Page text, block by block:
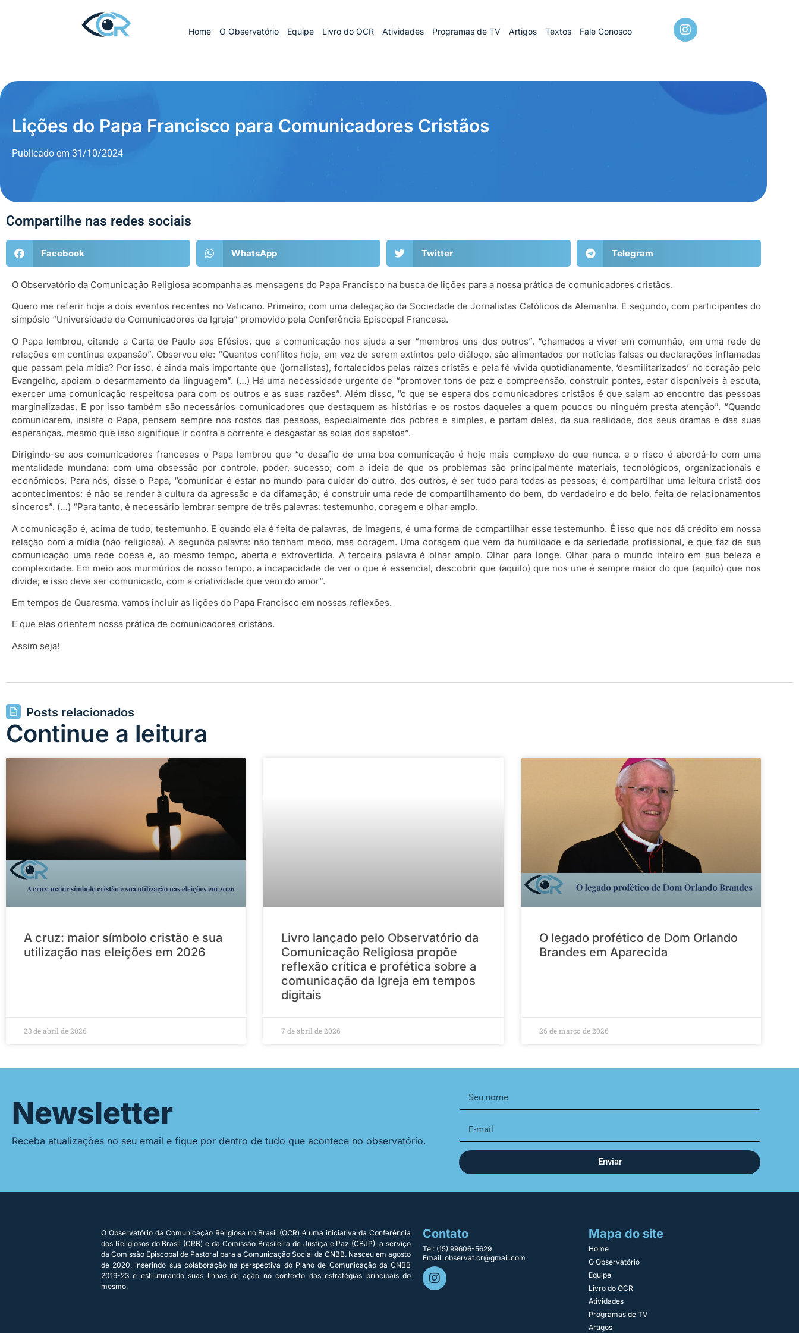
Home O Observatório Equipe Livro do OCR Atividades Programas de TV Artigos Textos Fale Conosco
Lições do Papa Francisco para Comunicadores Cristãos
Publicado em 31/10/2024
Compartilhe nas redes sociais
Facebook WhatsApp Twitter Telegram
O Observatório da Comunicação Religiosa acompanha as mensagens do Papa Francisco na busca de lições para a nossa prática de comunicadores cristãos.
Quero me referir hoje a dois eventos recentes no Vaticano. Primeiro, com uma delegação da Sociedade de Jornalistas Católicos da Alemanha. E segundo, com participantes do
simpósio “Universidade de Comunicadores da Igreja” promovido pela Conferência Episcopal Francesa.
O Papa lembrou, citando a Carta de Paulo aos Efésios, que a comunicação nos ajuda a ser “membros uns dos outros”, “chamados a viver em comunhão, em uma rede de
relações em contínua expansão”. Observou ele: “Quantos conflitos hoje, em vez de serem extintos pelo diálogo, são alimentados por notícias falsas ou declarações inflamadas
que passam pela mídia? Por isso, é ainda mais importante que (jornalistas), fortalecidos pelas raízes cristãs e pela fé vivida quotidianamente, ‘desmilitarizados’ no coração pelo
Evangelho, apoiam o desarmamento da linguagem”. (…) Há uma necessidade urgente de “promover tons de paz e compreensão, construir pontes, estar disponíveis à escuta,
exercer uma comunicação respeitosa para com os outros e as suas razões”. Além disso, “o que se espera dos comunicadores cristãos é que saiam ao encontro das pessoas
marginalizadas. E por isso também são necessários comunicadores que destaquem as histórias e os rostos daqueles a quem poucos ou ninguém presta atenção”. “Quando
comunicarem, insiste o Papa, pensem sempre nos rostos das pessoas, especialmente dos pobres e simples, e partam deles, da sua realidade, dos seus dramas e das suas
esperanças, mesmo que isso signifique ir contra a corrente e desgastar as solas dos sapatos”.
Dirigindo-se aos comunicadores franceses o Papa lembrou que “o desafio de uma boa comunicação é hoje mais complexo do que nunca, e o risco é abordá-lo com uma
mentalidade mundana: com uma obsessão por controle, poder, sucesso; com a ideia de que os problemas são principalmente materiais, tecnológicos, organizacionais e
econômicos. Para nós, disse o Papa, “comunicar é estar no mundo para cuidar do outro, dos outros, é ser tudo para todas as pessoas; é compartilhar uma leitura cristã dos
acontecimentos; é não se render à cultura da agressão e da difamação; é construir uma rede de compartilhamento do bem, do verdadeiro e do belo, feita de relacionamentos
sinceros”. (…) “Para tanto, é necessário lembrar sempre de três palavras: testemunho, coragem e olhar amplo.
A comunicação é, acima de tudo, testemunho. E quando ela é feita de palavras, de imagens, é uma forma de compartilhar esse testemunho. É isso que nos dá crédito em nossa
relação com a mídia (não religiosa). A segunda palavra: não tenham medo, mas coragem. Uma coragem que vem da humildade e da seriedade profissional, e que faz de sua
comunicação uma rede coesa e, ao mesmo tempo, aberta e extrovertida. A terceira palavra é olhar amplo. Olhar para longe. Olhar para o mundo inteiro em sua beleza e
complexidade. Em meio aos murmúrios de nosso tempo, a incapacidade de ver o que é essencial, descobrir que (aquilo) que nos une é sempre maior do que (aquilo) que nos
divide; e isso deve ser comunicado, com a criatividade que vem do amor”.
Em tempos de Quaresma, vamos incluir as lições do Papa Francisco em nossas reflexões.
E que elas orientem nossa prática de comunicadores cristãos.
Assim seja!
Posts relacionados
Continue a leitura
A cruz: maior símbolo cristão e sua
utilização nas eleições em 2026
23 de abril de 2026
Livro lançado pelo Observatório da
Comunicação Religiosa propõe
reflexão crítica e profética sobre a
comunicação da Igreja em tempos
digitais
7 de abril de 2026
O legado profético de Dom Orlando
Brandes em Aparecida
26 de março de 2026
Newsletter
Receba atualizações no seu email e fique por dentro de tudo que acontece no observatório.
Enviar
O Observatório da Comunicação Religiosa no Brasil (OCR) é uma iniciativa da Conferência
dos Religiosos do Brasil (CRB) e da Comissão Brasileira de Justiça e Paz (CBJP), a serviço
da Comissão Episcopal de Pastoral para a Comunicação Social da CNBB. Nasceu em agosto
de 2020, inserindo sua colaboração na perspectiva do Plano de Comunicação da CNBB
2019-23 e estruturando suas linhas de ação no contexto das estratégias principais do
mesmo.
Contato
Tel: (15) 99606-5629
Email: observat.cr@gmail.com
Mapa do site
Home
O Observatório
Equipe
Livro do OCR
Atividades
Programas de TV
Artigos